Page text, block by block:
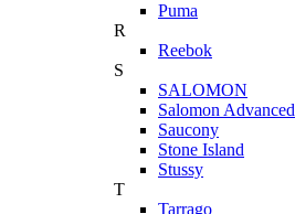
Puma
R
Reebok
S
SALOMON
Salomon Advanced
Saucony
Stone Island
Stussy
T
Tarrago